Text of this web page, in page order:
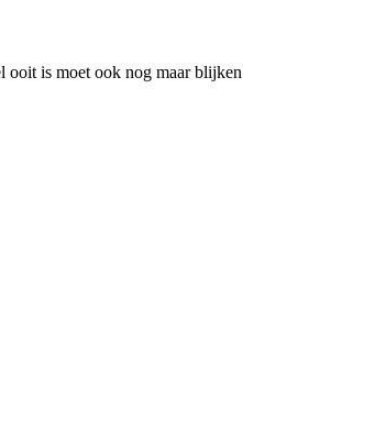
ooit is moet ook nog maar blijken